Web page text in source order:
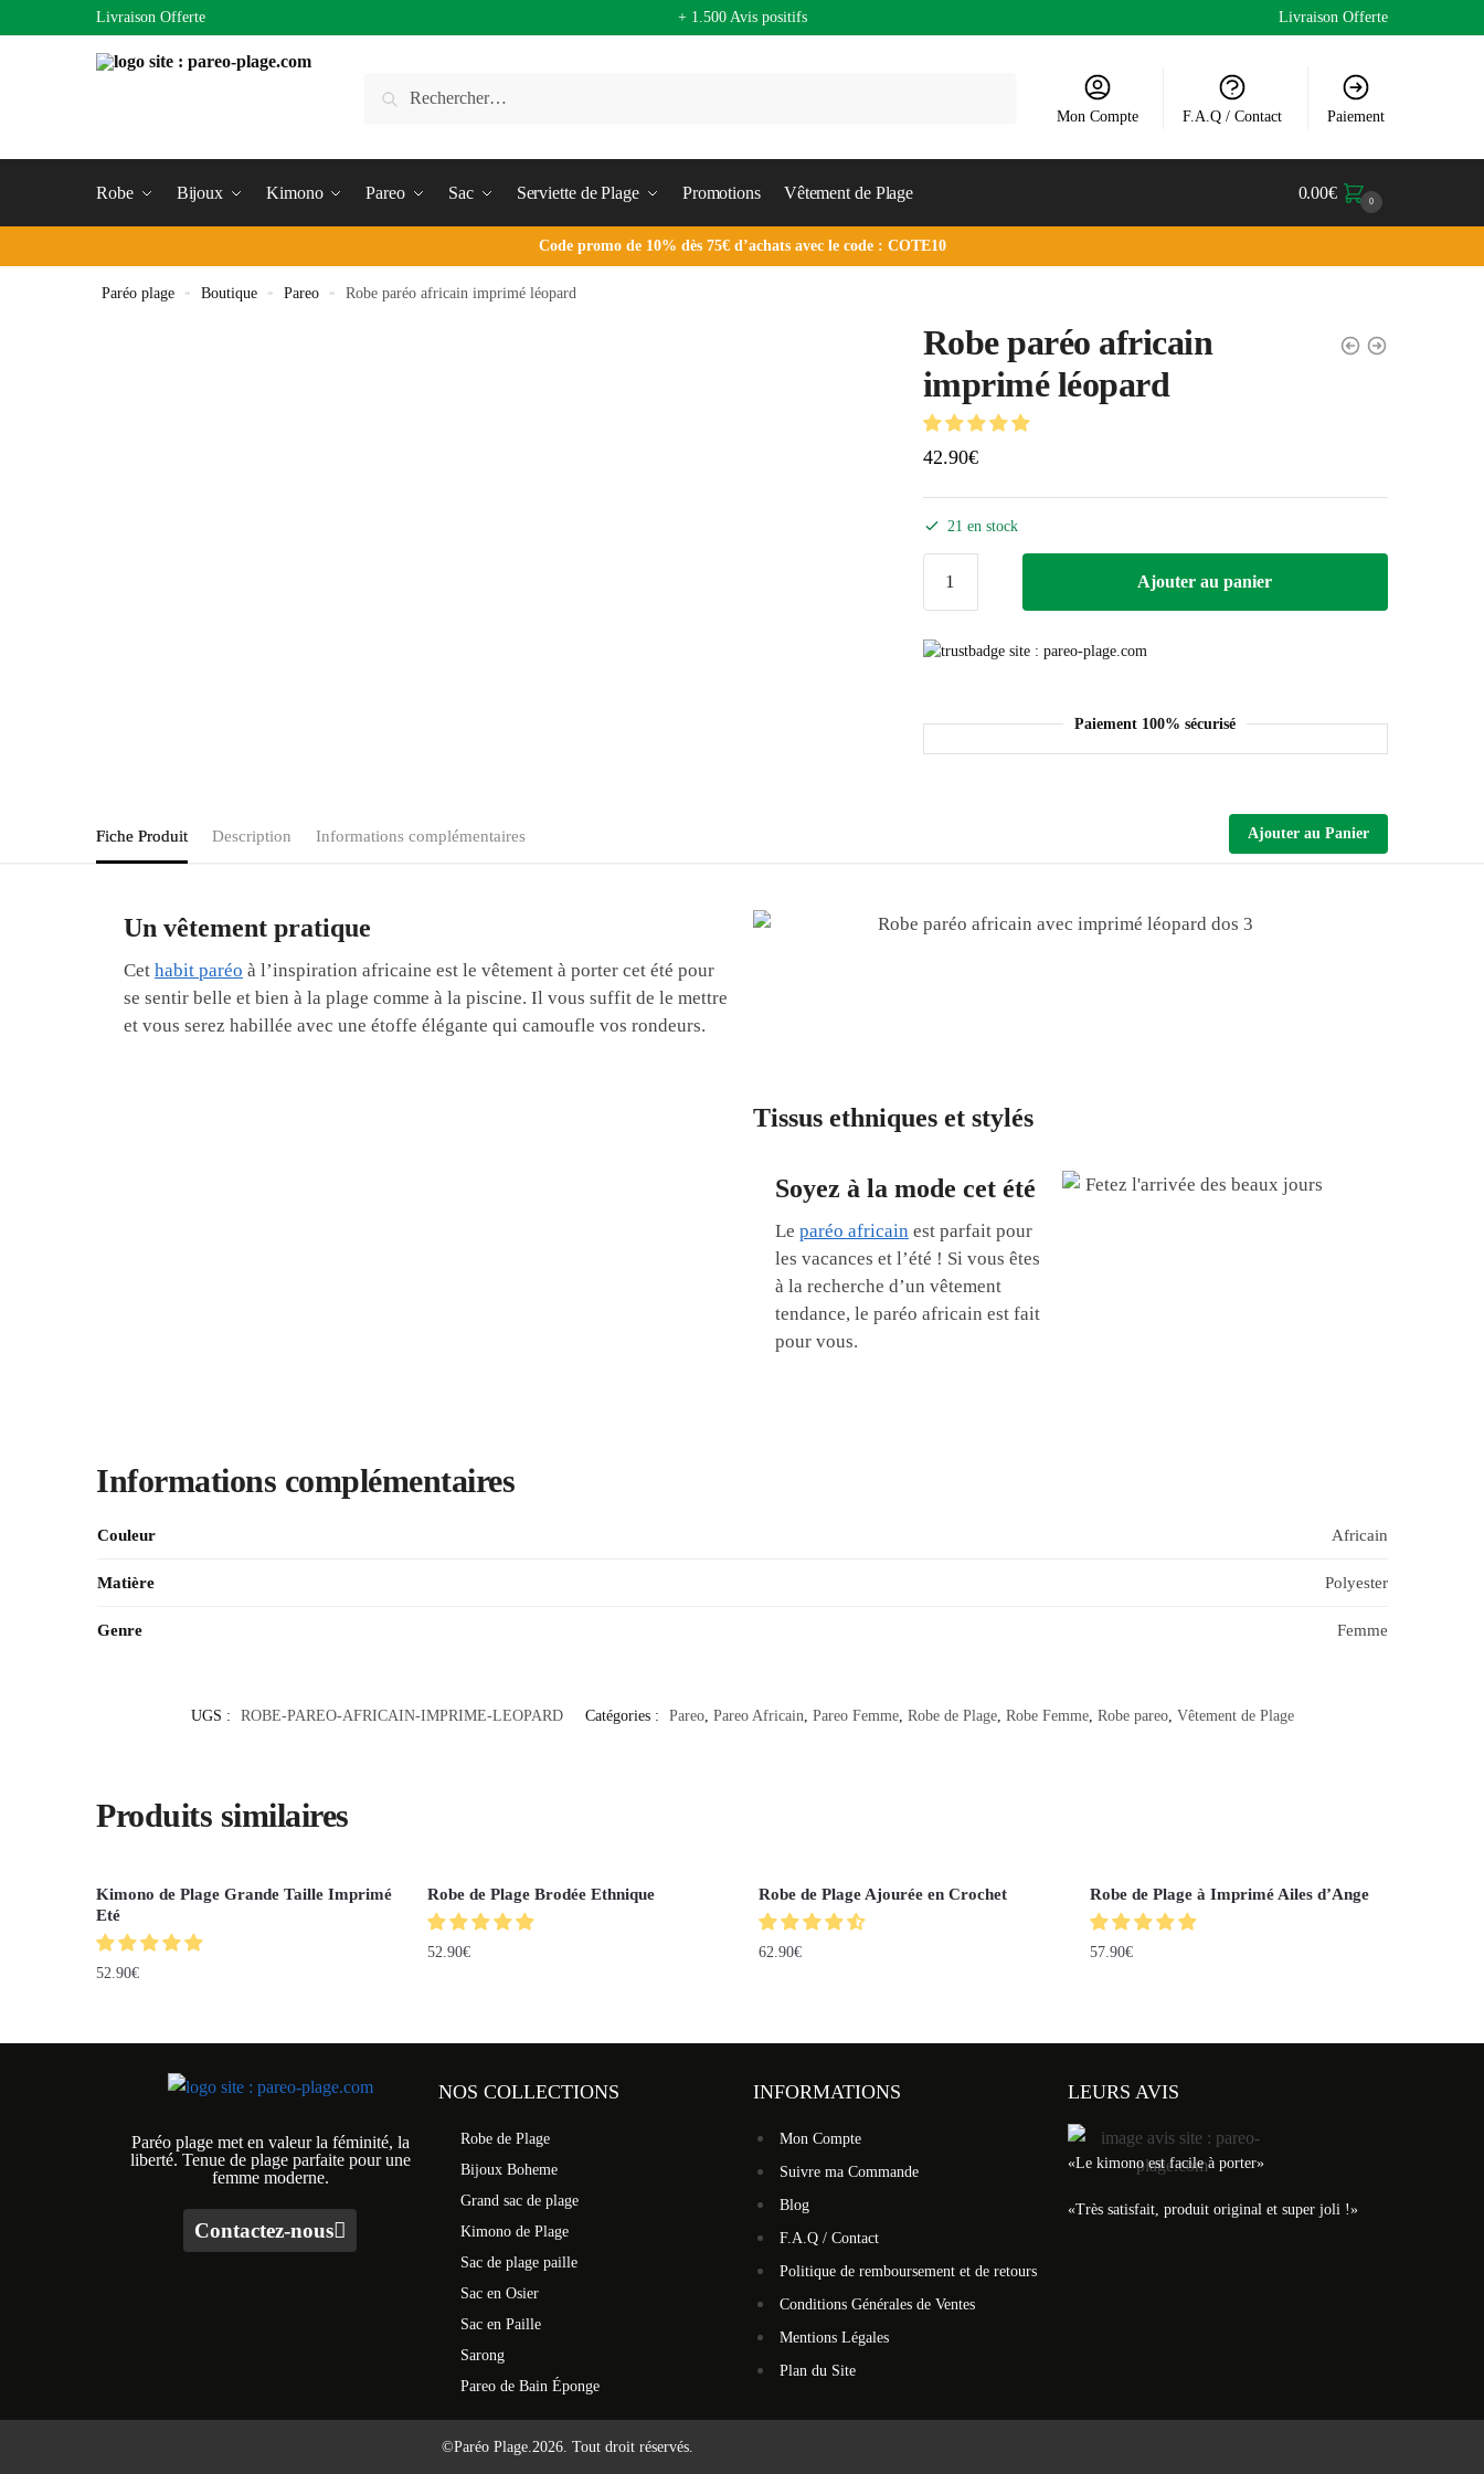
Livraison Offerte + 1.500 Avis positifs Livraison Offerte
Mon Compte F.A.Q / Contact Paiement
Robe Bijoux Kimono Pareo Sac Serviette de Plage Promotions Vêtement de Plage 0.00€ 0
Code promo de 10% dès 75€ d’achats avec le code : COTE10
Paréo plage » Boutique » Pareo » Robe paréo africain imprimé léopard
Robe paréo africain
imprimé léopard
42.90€
21 en stock
Ajouter au panier
Paiement 100% sécurisé
Fiche Produit Description Informations complémentaires Ajouter au Panier
Un vêtement pratique
Cet habit paréo à l’inspiration africaine est le vêtement à porter cet été pour
se sentir belle et bien à la plage comme à la piscine. Il vous suffit de le mettre
et vous serez habillée avec une étoffe élégante qui camoufle vos rondeurs.
Tissus ethniques et stylés
Soyez à la mode cet été
Le paréo africain est parfait pour
les vacances et l’été ! Si vous êtes
à la recherche d’un vêtement
tendance, le paréo africain est fait
pour vous.
Informations complémentaires
Couleur Africain
Matière Polyester
Genre Femme
UGS : ROBE-PAREO-AFRICAIN-IMPRIME-LEOPARD Catégories : Pareo, Pareo Africain, Pareo Femme, Robe de Plage, Robe Femme, Robe pareo, Vêtement de Plage
Produits similaires
Kimono de Plage Grande Taille Imprimé
Eté
52.90€
Robe de Plage Brodée Ethnique
52.90€
Robe de Plage Ajourée en Crochet
62.90€
Robe de Plage à Imprimé Ailes d’Ange
57.90€
Paréo plage met en valeur la féminité, la
liberté. Tenue de plage parfaite pour une
femme moderne.
Contactez-nous
NOS COLLECTIONS
Robe de Plage
Bijoux Boheme
Grand sac de plage
Kimono de Plage
Sac de plage paille
Sac en Osier
Sac en Paille
Sarong
Pareo de Bain Éponge
INFORMATIONS
Mon Compte
Suivre ma Commande
Blog
F.A.Q / Contact
Politique de remboursement et de retours
Conditions Générales de Ventes
Mentions Légales
Plan du Site
LEURS AVIS
«Le kimono est facile à porter»
«Très satisfait, produit original et super joli !»
©Paréo Plage.2026. Tout droit réservés.